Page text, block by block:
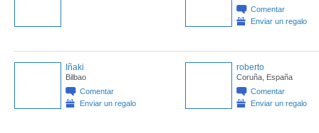
Comentar
Enviar un regalo
Iñaki
Bilbao
Comentar
Enviar un regalo
roberto
Coruña, España
Comentar
Enviar un regalo